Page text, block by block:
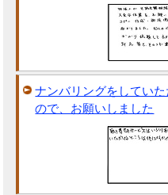
ナンバリングをしてい
ので、お願いしました